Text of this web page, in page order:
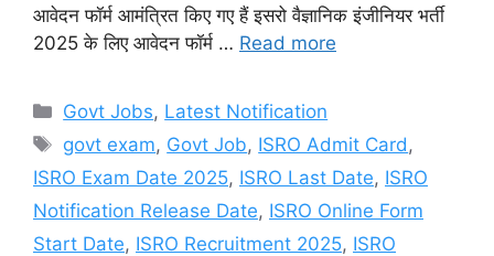
आवेदन फॉर्म आमंत्रित किए गए हैं इसरो वैज्ञानिक इंजीनियर भर्ती
2025 के लिए आवेदन फॉर्म … Read more
Categories
Govt Jobs, Latest Notification
Tags
govt exam, Govt Job, ISRO Admit Card ,
ISRO Exam Date 2025, ISRO Last Date, ISRO
Notification Release Date, ISRO Online Form
Start Date, ISRO Recruitment 2025, ISRO